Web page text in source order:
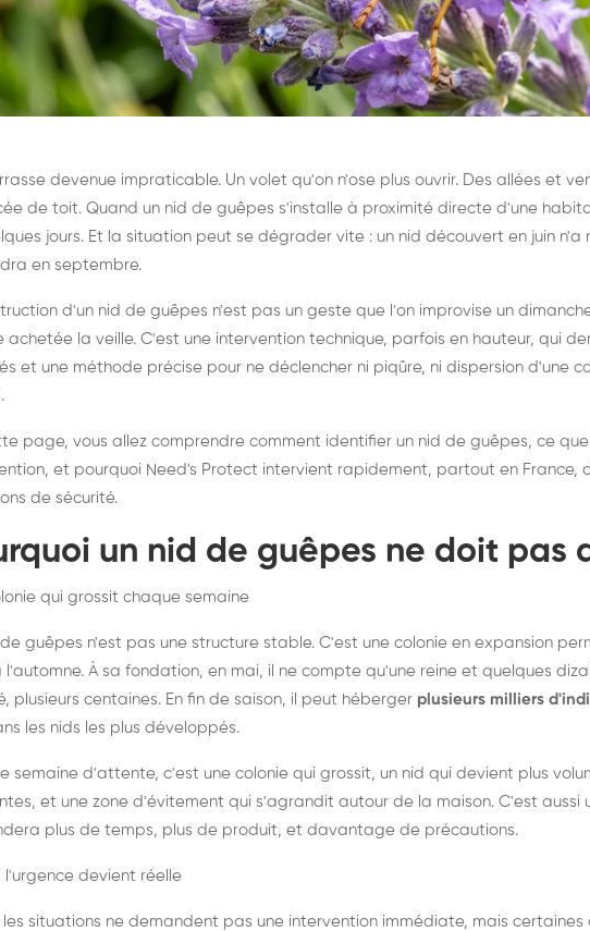
de nid de
asiatiques :
partout en
durablement rats et
souris, partout en
devenue impraticable. Un volet qu'on n'ose plus ouvrir. Des allées et
de toit. Quand un nid de guêpes s'installe à proximité directe d'une
jours. Et la situation peut se dégrader vite : un nid découvert en juin n'a
en septembre.
d'un nid de guêpes n'est pas un geste que l'on improvise un
achetée la veille. C'est une intervention technique, parfois en hauteur, qui
et une méthode précise pour ne déclencher ni piqûre, ni dispersion d'une
page, vous allez comprendre comment identifier un nid de guêpes, ce
et pourquoi Need's Protect intervient rapidement, partout en France,
de sécurité.
un nid de guêpes ne doit pas
qui grossit chaque semaine
de guêpes n'est pas une structure stable. C'est une colonie en expansion
l'automne. À sa fondation, en mai, il ne compte qu'une reine et quelques
plusieurs centaines. En fin de saison, il peut héberger plusieurs milliers
les nids les plus développés.
semaine d'attente, c'est une colonie qui grossit, un nid qui devient plus
et une zone d'évitement qui s'agrandit autour de la maison. C'est aussi
plus de temps, plus de produit, et davantage de précautions.
l'urgence devient réelle
les situations ne demandent pas une intervention immédiate, mais certaines